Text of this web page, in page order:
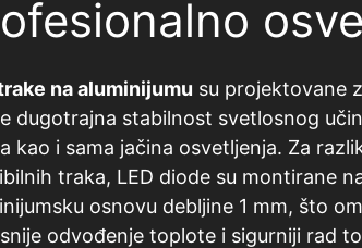
na aluminijumu su projektovane
dugotrajna stabilnost svetlosnog
kao i sama jačina osvetljenja. Za
traka, LED diode su montirane
osnovu debljine 1 mm, što
odvođenje toplote i sigurniji rad